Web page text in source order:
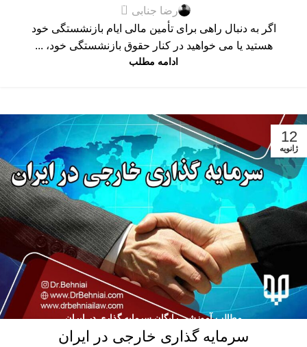
رضا جنابی 0
اگر به دنبال راهی برای تأمین مالی ایام بازنشستگی خود
هستید یا می خواهید در کنار حقوق بازنشستگی خود، ...
ادامه مطلب
12
ژانویه
مطالب آموزشی رایگان سرمایه گذاری در ایران
سرمایه گذاری خارجی در ایران